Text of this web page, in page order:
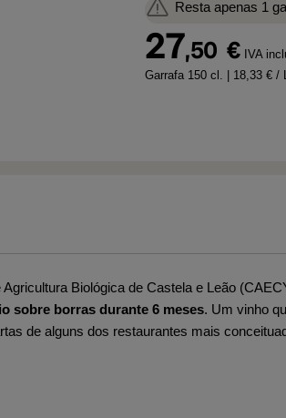
Resta apenas 1
27,50 € IVA
Garrafa 150 cl. | 18,33 € /
Agricultura Biológica de Castela e Leão
sobre borras durante 6 meses. Um vinho
de alguns dos restaurantes mais